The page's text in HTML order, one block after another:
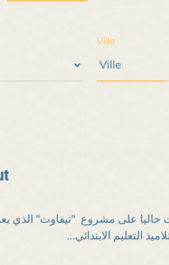
Ville
على مشروع "تيفاوت" الذي
التعليم الابتدائي...